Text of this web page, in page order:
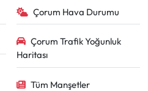
Çorum Hava Durumu
Çorum Trafik Yoğunluk
Haritası
Tüm Manşetler